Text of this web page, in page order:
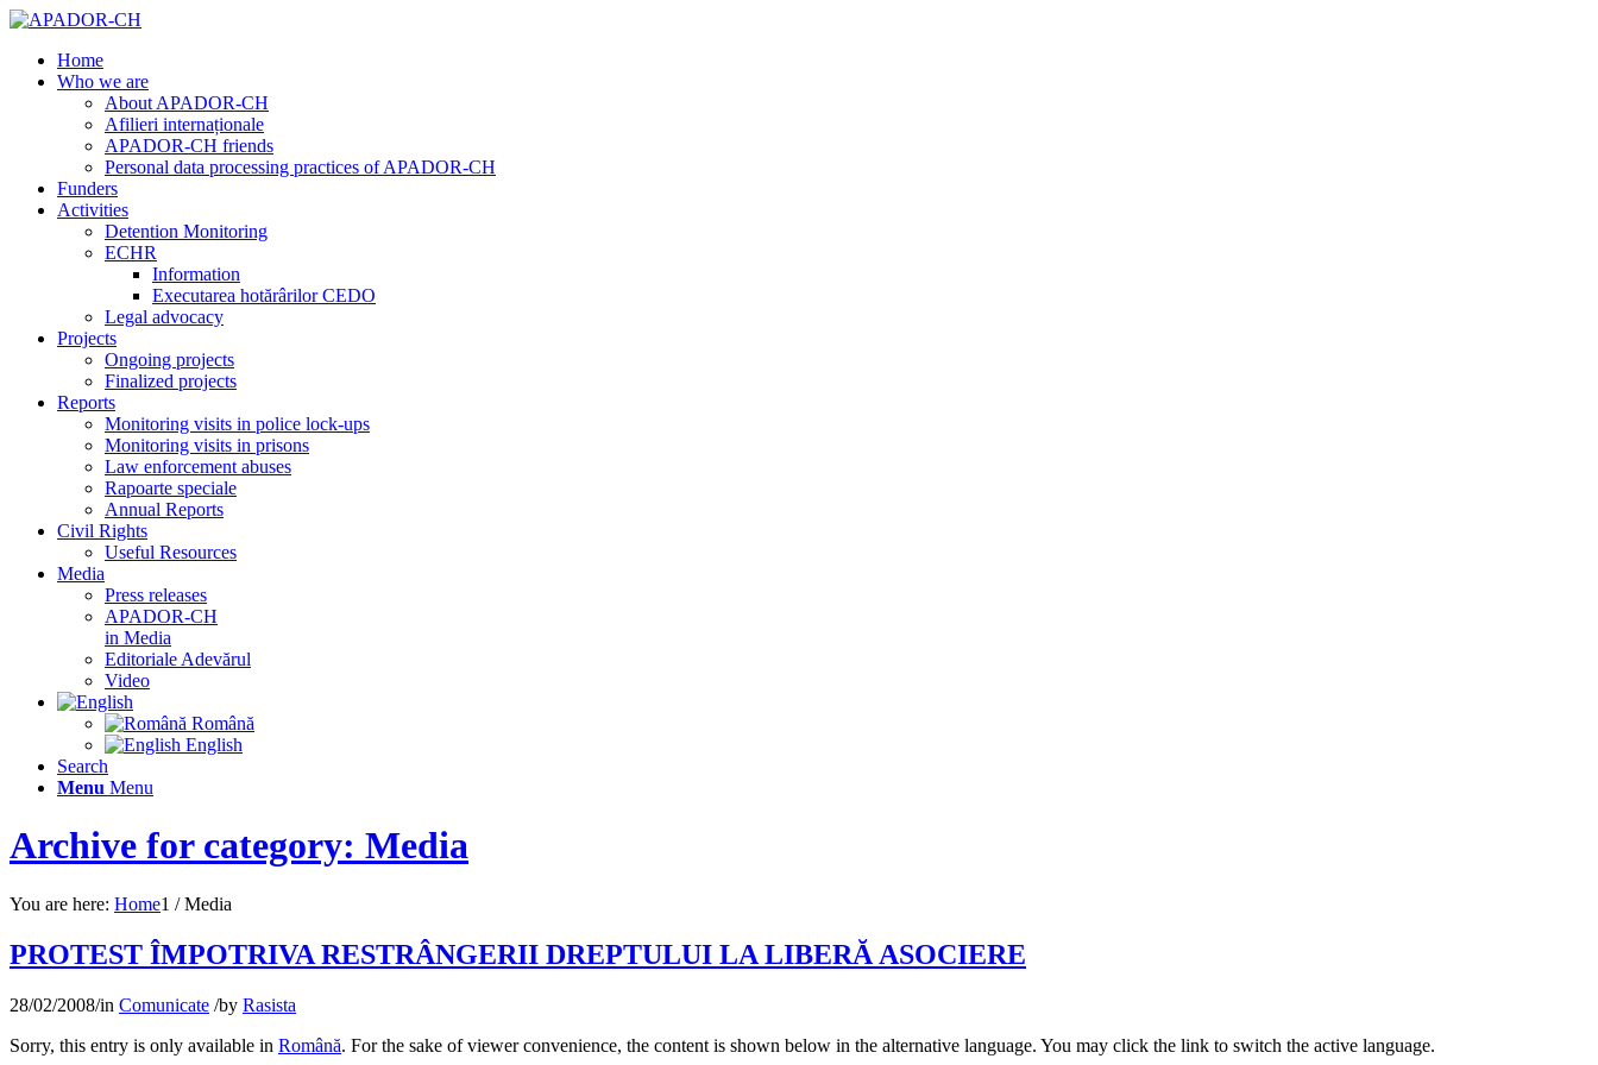
Home
Who we are
About APADOR-CH
Afilieri internaționale
APADOR-CH friends
Personal data processing practices of APADOR-CH
Funders
Activities
Detention Monitoring
ECHR
Information
Executarea hotărârilor CEDO
Legal advocacy
Projects
Ongoing projects
Finalized projects
Reports
Monitoring visits in police lock-ups
Monitoring visits in prisons
Law enforcement abuses
Rapoarte speciale
Annual Reports
Civil Rights
Useful Resources
Media
Press releases
APADOR-CH
in Media
Editoriale Adevărul
Video
Română
English
Search
Menu Menu
Archive for category: Media
You are here: Home1 / Media
PROTEST ÎMPOTRIVA RESTRÂNGERII DREPTULUI LA LIBERĂ ASOCIERE
28/02/2008/in Comunicate /by Rasista
Sorry, this entry is only available in Română. For the sake of viewer convenience, the content is shown below in the alternative language. You may click the link to switch the active language.